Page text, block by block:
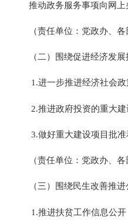
推动政务服务事项向网上
（责任单位：党政办、各
（二）围绕促进经济发展
1.进一步推进经济社会政
2.推进政府投资的重大
3.做好重大建设项目批准
（责任单位：党政办、各
（三）围绕民生改善推
1.推进扶贫工作信息公开